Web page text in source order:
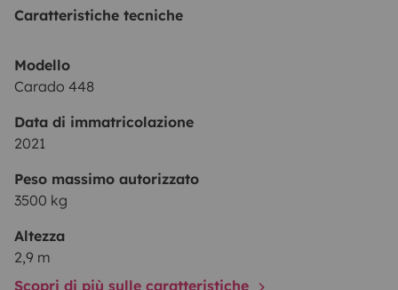
Caratteristiche tecniche
Modello
Carado 448
Data di immatricolazione
2021
Peso massimo autorizzato
3500 kg
Altezza
2,9 m
Scopri di più sulle caratteristiche